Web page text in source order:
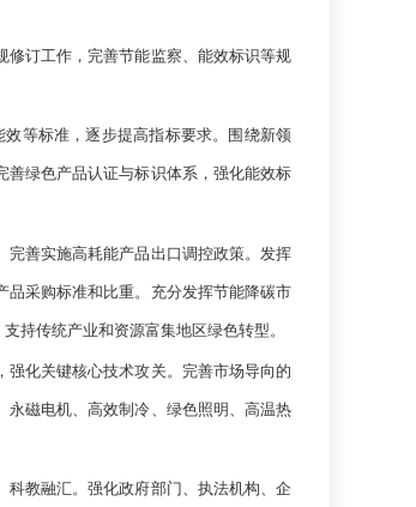
订工作，完善节能监察、能效标识等规
等标准，逐步提高指标要求。围绕新领
善绿色产品认证与标识体系，强化能效标
善实施高耗能产品出口调控政策。发挥
品采购标准和比重。充分发挥节能降碳市
持传统产业和资源富集地区绿色转型。
化关键核心技术攻关。完善市场导向的
永磁电机、高效制冷、绿色照明、高温热
教融汇。强化政府部门、执法机构、企